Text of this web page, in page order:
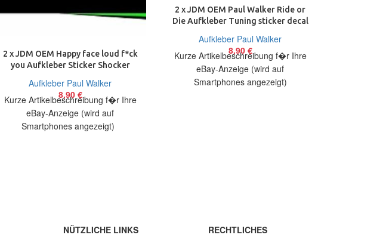
2 x JDM OEM Happy face loud f*ck
you Aufkleber Sticker Shocker
Aufkleber Paul Walker
8,90 €
Kurze Artikelbeschreibung f�r Ihre
eBay-Anzeige (wird auf
Smartphones angezeigt)
2 x JDM OEM Paul Walker Ride or
Die Aufkleber Tuning sticker decal
Aufkleber Paul Walker
8,90 €
Kurze Artikelbeschreibung f�r Ihre
eBay-Anzeige (wird auf
Smartphones angezeigt)
NÜTZLICHE LINKS
RECHTLICHES